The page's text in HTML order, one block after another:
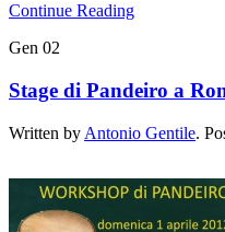
Continue Reading
Gen 02
Stage di Pandeiro a
Written by Antonio Gentile.